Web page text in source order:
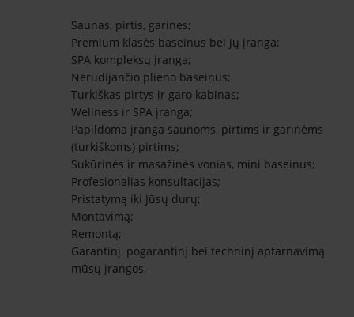
Saunas, pirtis, garines;
Premium klasės baseinus bei jų įranga;
SPA kompleksų įranga;
Nerūdijančio plieno baseinus;
Turkiškas pirtys ir garo kabinas;
Wellness ir SPA įranga;
Papildoma įranga saunoms, pirtims ir garinėms
(turkiškoms) pirtims;
Sukūrinės ir masažinės vonias, mini baseinus;
Profesionalias konsultacijas;
Pristatymą iki Jūsų durų;
Montavimą;
Remontą;
Garantinį, pogarantinį bei techninį aptarnavimą
mūsų įrangos.